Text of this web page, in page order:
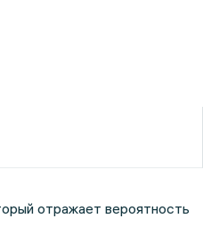
отражает вероятность